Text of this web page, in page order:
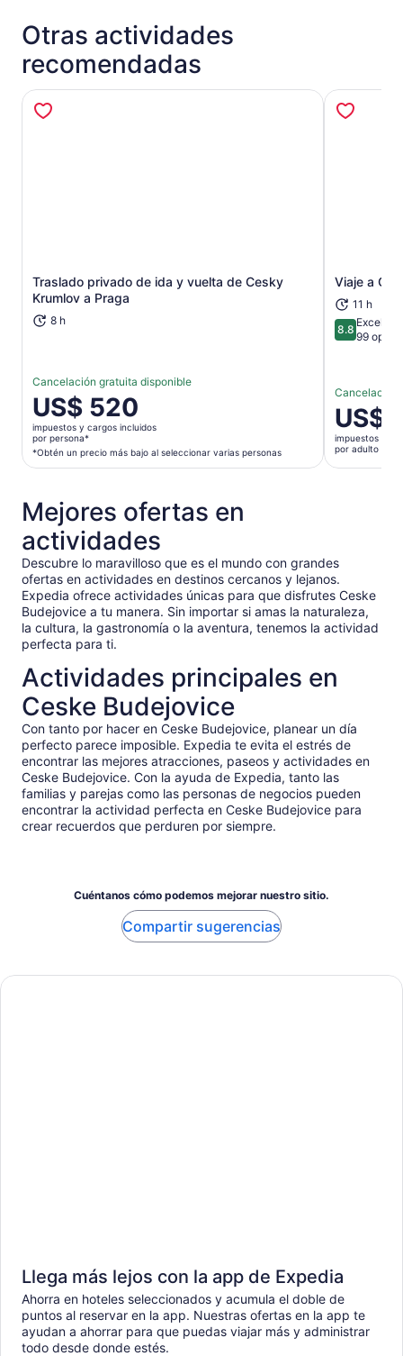
Otras actividades
recomendadas
Traslado privado de ida y vuelta de Cesky
Krumlov a Praga
8 h
Cancelación gratuita disponible
El
precio
es
de
US$ 520.
persona*
*Obtén
un
precio
más
bajo
al
seleccionar
varias
personas
US$ 520
impuestos y cargos incluidos
por persona*
*Obtén un precio más bajo al seleccionar varias personas
Se abrirá en una nueva pestaña
Viaje a
11 h
8.88.8 de 10
99
Cancelación
El
precio
es
de
US$
impuestos y
por adulto
Mejores ofertas en
actividades
Descubre lo maravilloso que es el mundo con grandes
ofertas en actividades en destinos cercanos y lejanos.
Expedia ofrece actividades únicas para que disfrutes Ceske
Budejovice a tu manera. Sin importar si amas la naturaleza,
la cultura, la gastronomía o la aventura, tenemos la actividad
perfecta para ti.
Actividades principales en
Ceske Budejovice
Con tanto por hacer en Ceske Budejovice, planear un día
perfecto parece imposible. Expedia te evita el estrés de
encontrar las mejores atracciones, paseos y actividades en
Ceske Budejovice. Con la ayuda de Expedia, tanto las
familias y parejas como las personas de negocios pueden
encontrar la actividad perfecta en Ceske Budejovice para
crear recuerdos que perduren por siempre.
Cuéntanos cómo podemos mejorar nuestro sitio.
Compartir sugerencias
Llega más lejos con la app de Expedia
Ahorra en hoteles seleccionados y acumula el doble de
puntos al reservar en la app. Nuestras ofertas en la app te
ayudan a ahorrar para que puedas viajar más y administrar
todo desde donde estés.